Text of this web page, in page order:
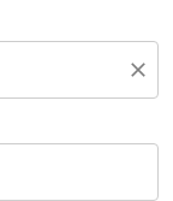
close